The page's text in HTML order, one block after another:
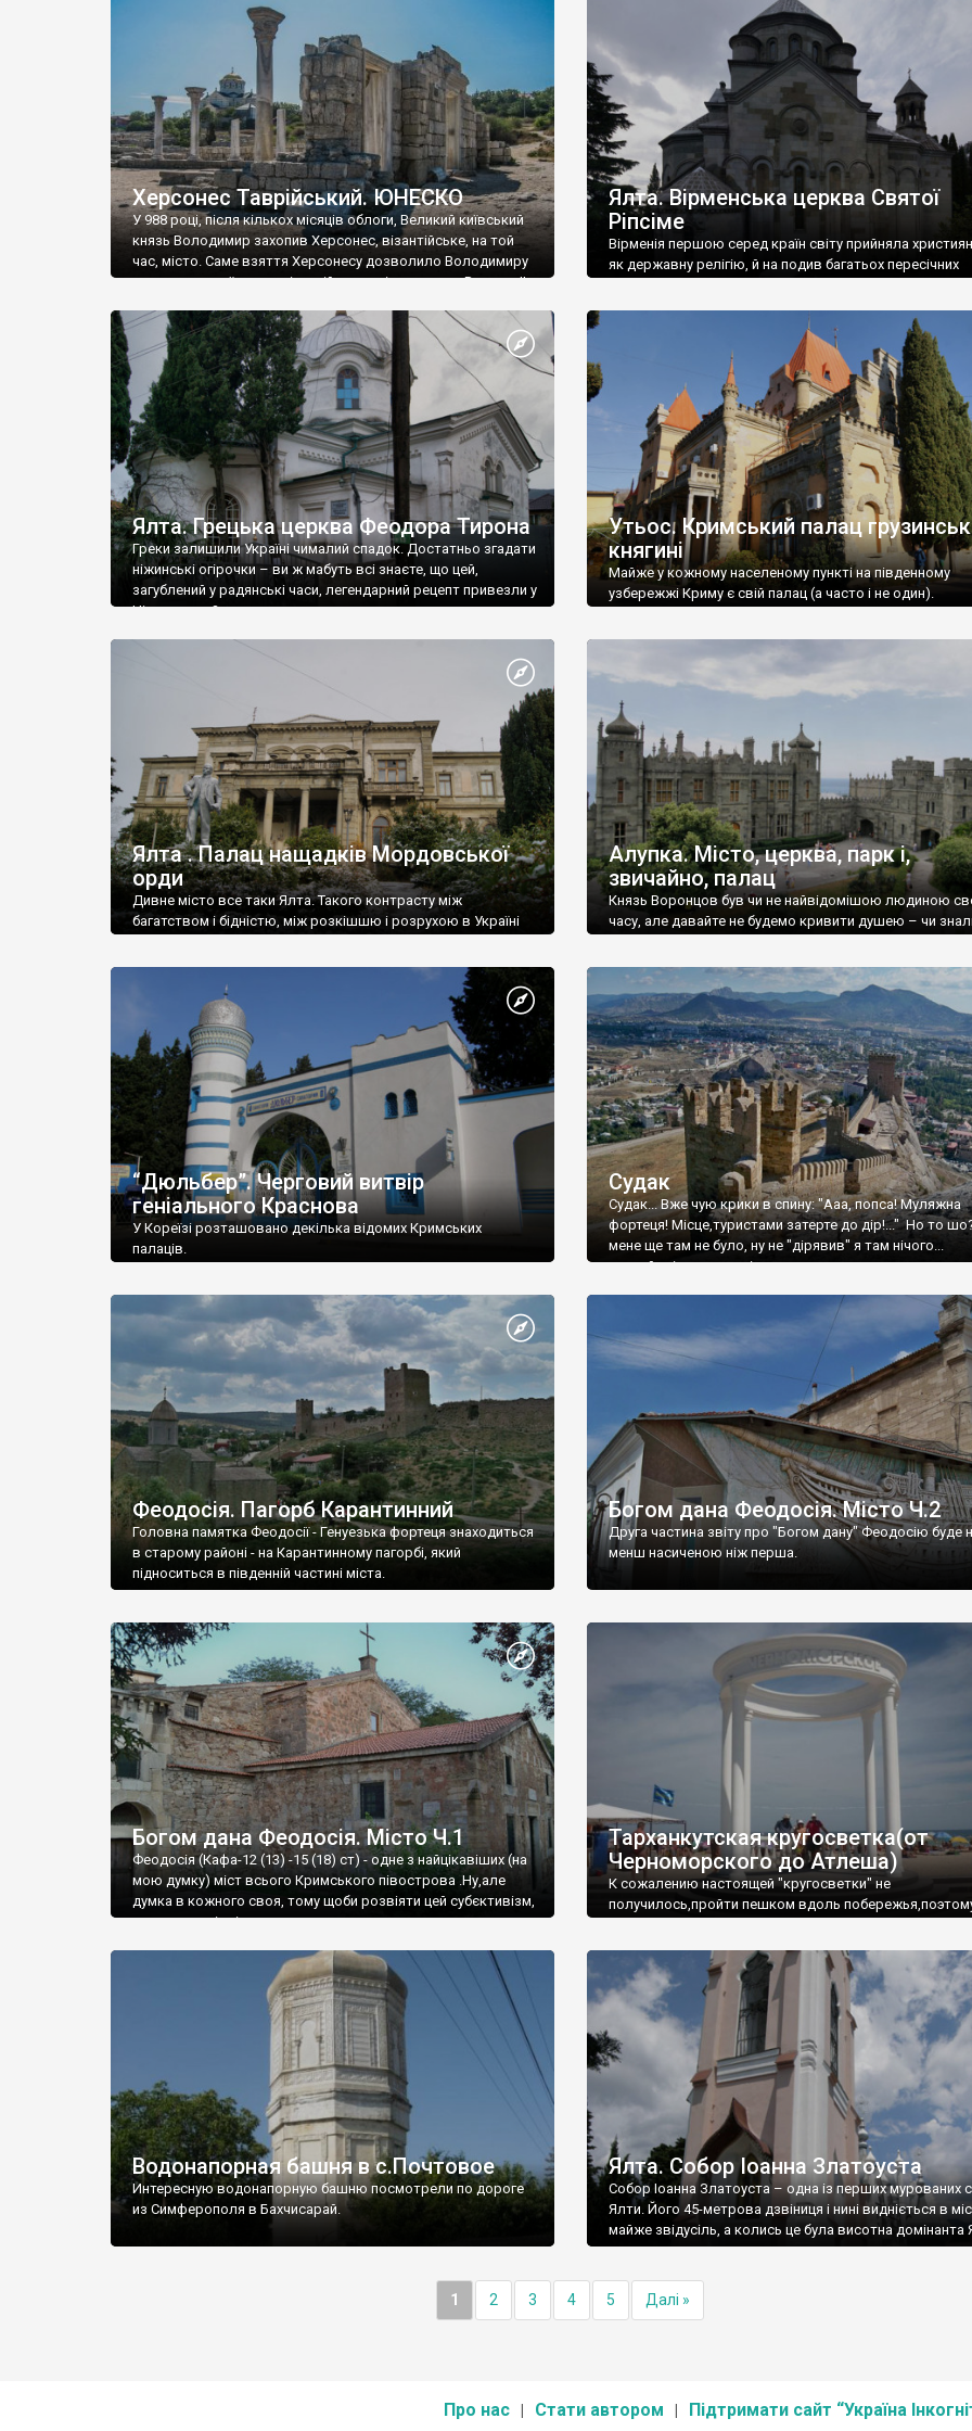
візантійської доби. Раритети викрадені з фондів об’єкту
культурної спадщини ЮНЕСКО «Херсонеса Таврійського».
Офіційно – на виставку «Золото Візантії», але експерти та
влада в Україні вважають це лише […]
називаються «повстяками» (postaki)…” “Вино. Крим
виробляє відмінне вино і його вдосталь: воно все
легке біле і дуже […]
Херсонес Таврійський. ЮНЕСКО
У 988 році, після кількох місяців облоги, Великий київський
князь Володимир захопив Херсонес, візантійське, на той
час, місто. Саме взяття Херсонесу дозволило Володимиру
диктувати свої умови візантійському імператору Василю ІІ,
Херсонесі Володимир-язичник, став Василем-
християнином. А потім було Хрещення Русі. На честь
Херсонесу Таврійського названо місто […]
Ялта. Вірменська церква Святої
Ріпсіме
Вірменія першою серед країн світу прийняла
як державну релігію, й на подив багатьох пересічних
Ялта. Грецька церква Феодора Тирона
Греки залишили Україні чималий спадок. Достатньо згадати
ніжинські огірочки – ви ж мабуть всі знаєте, що цей,
загублений у радянські часи, легендарний рецепт привезли у
Ніжин греки?
Утьос. Кримський палац
княгині
Майже у кожному населеному пункті на південному
узбережжі Криму є свій палац (а часто і не один).
Ялта . Палац нащадків Мордовської
орди
Дивне місто все таки Ялта. Такого контрасту між
багатством і бідністю, між розкішшю і розрухою в Україні
Алупка. Місто, церква, парк і,
звичайно, палац
Князь Воронцов був чи не найвідомішою людиною
часу, але давайте не будемо кривити душею – чи
“Дюльбер”. Черговий витвір
геніального Краснова
У Кореїзі розташовано декілька відомих Кримських
палаців.
Судак
Судак... Вже чую крики в спину: "Ааа, попса! Муляжна
фортеця! Місце,туристами затерте до дір!..." Но то
мене ще там не було, ну не "дірявив" я там нічого...
принаймні до цього літа.
Феодосія. Пагорб Карантинний
Головна памятка Феодосії - Генуезька фортеця знаходиться
в старому районі - на Карантинному пагорбі, який
підноситься в південній частині міста.
Богом дана Феодосія. Місто Ч.2
Друга частина звіту про "Богом дану" Феодосію буде
менш насиченою ніж перша.
Богом дана Феодосія. Місто Ч.1
Феодосія (Кафа-12 (13) -15 (18) ст) - одне з найцікавіших (на
мою думку) міст всього Кримського півострова .Ну,але
думка в кожного своя, тому щоби розвіяти цей субєктивізм,
запрошую відвідати це
Тарханкутская кругосветка(от
Черноморского до Атлеша)
К сожалению настоящей "кругосветки" не
получилось,пройти пешком вдоль
Водонапорная башня в с.Почтовое
Интересную водонапорную башню посмотрели по дороге
из Симферополя в Бахчисарай.
Ялта. Собор Іоанна Златоуста
Собор Іоанна Златоуста – одна із перших мурованих
Ялти. Його 45-метрова дзвіниця і нині видніється в
майже звідусіль, а колись це була висотна домінанта
1 2 3 4 5 Далі »
Про нас Стати автором Підтримати сайт “Україна